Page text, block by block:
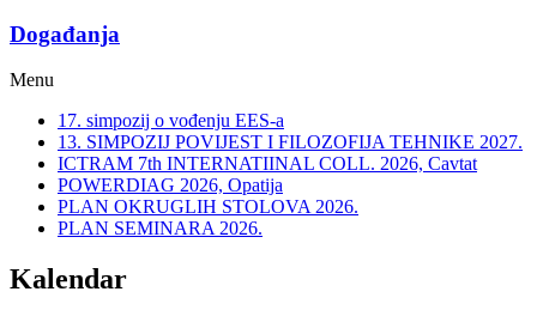
Događanja​
Menu
17. simpozij o vođenju EES-a
13. SIMPOZIJ POVIJEST I FILOZOFIJA TEHNIKE 2027.
ICTRAM 7th INTERNATIINAL COLL. 2026, Cavtat
POWERDIAG 2026, Opatija
PLAN OKRUGLIH STOLOVA 2026.
PLAN SEMINARA 2026.
Kalendar